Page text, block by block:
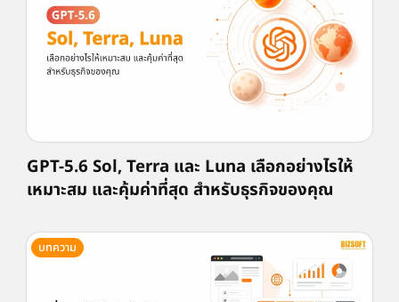
GPT-5.6 Sol, Terra และ Luna เลือกอย่างไรให้
เหมาะสม และคุ้มค่าที่สุด สำหรับธุรกิจของคุณ
บทความ